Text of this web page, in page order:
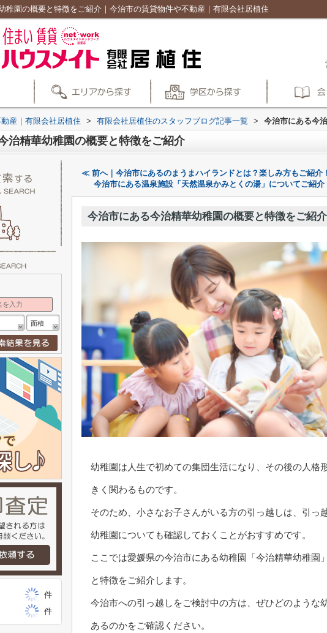
稚園の概要と特徴をご紹介｜今治市の賃貸物件や不動産｜有限会社居植住
産｜有限会社居植住 > 有限会社居植住のスタッフブログ記事一覧 > 今治市にある今
治精華幼稚園の概要と特徴をご紹介
≪ 前へ｜今治市にあるのまうまハイランドとは？楽しみ方もご紹介！
今治市にある温泉施設「天然温泉かみとくの湯」についてご紹
今治市にある今治精華幼稚園の概要と特徴をご紹介
幼稚園は人生で初めての集団生活になり、その後の人格
きく関わるものです。
そのため、小さなお子さんがいる方の引っ越しは、引っ
幼稚園についても確認しておくことがおすすめです。
ここでは愛媛県の今治市にある幼稚園「今治精華幼稚園
と特徴をご紹介します。
今治市への引っ越しをご検討中の方は、ぜひどのような
あるのかをご確認ください。
面積
件
件